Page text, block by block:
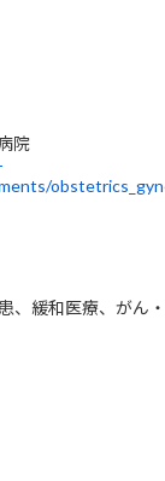
院
、緩和医療、がん